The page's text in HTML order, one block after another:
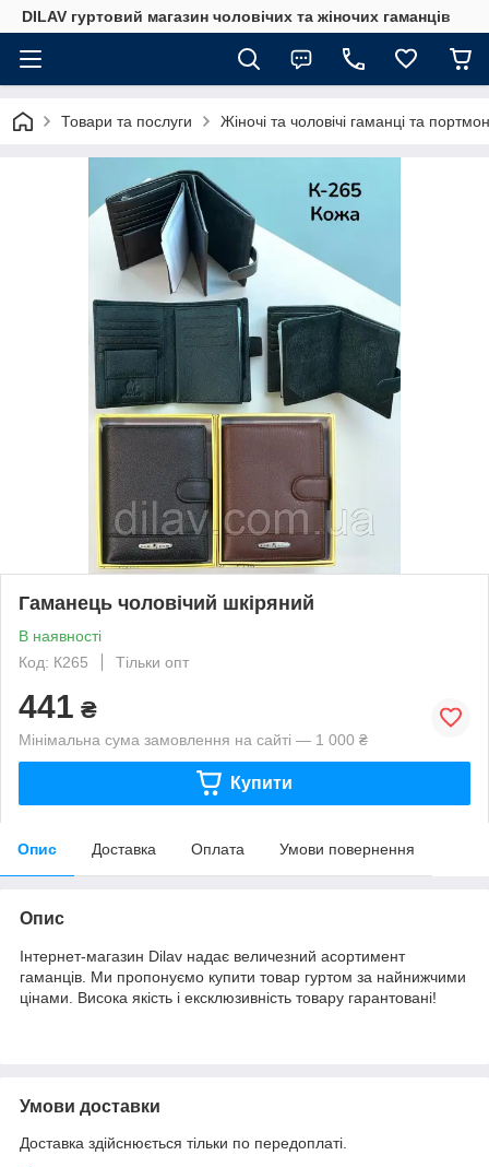
DILAV гуртовий магазин чоловічих та жіночих гаманців
Товари та послуги Жіночі та чоловічі гаманці та
Гаманець чоловічий шкіряний
В наявності
Код: К265
Тільки опт
441 ₴
Мінімальна сума замовлення на сайті — 1 000 ₴
Купити
Опис Доставка Оплата Умови повернення
Опис
Інтернет-магазин Dilav надає величезний асортимент
гаманців. Ми пропонуємо купити товар гуртом за найнижчими
цінами. Висока якість і ексклюзивність товару гарантовані!
Умови доставки
Доставка здійснюється тільки по передоплаті.